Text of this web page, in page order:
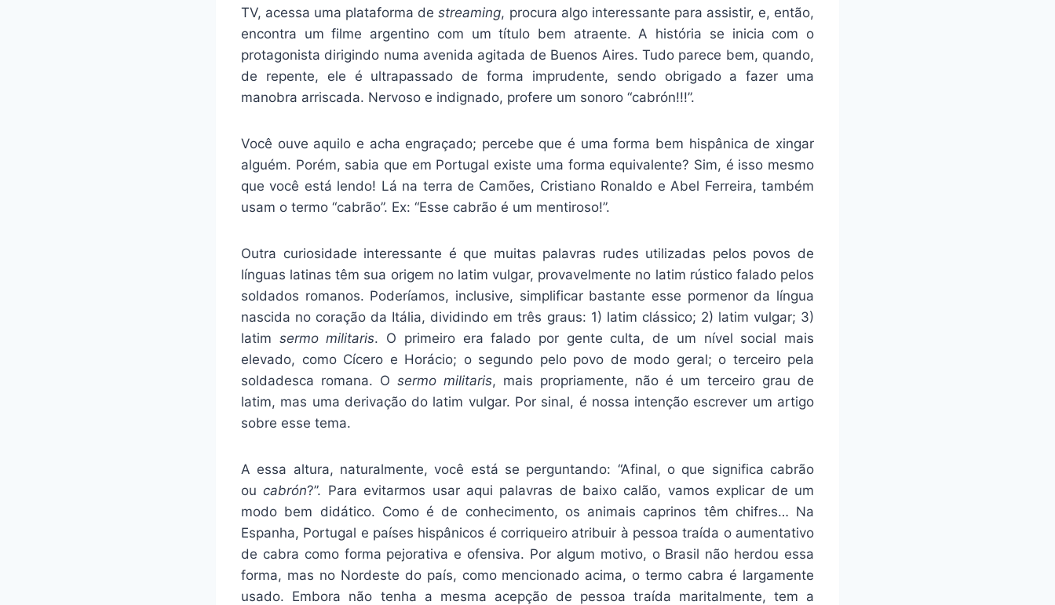
TV, acessa uma plataforma destreaming, procura algo interessante para assistir, e, então,
encontra um filme argentino com um título bem atraente. A história se inicia com o
protagonista dirigindo numa avenida agitada de Buenos Aires. Tudo parece bem, quando,
de repente, ele é ultrapassado de forma imprudente, sendo obrigado a fazer uma
manobra arriscada. Nervoso e indignado, profere um sonoro “cabrón!!!”.
Você ouve aquilo e acha engraçado; percebe que é uma forma bem hispânica de xingar
alguém. Porém, sabia que em Portugal existe uma forma equivalente? Sim, é isso mesmo
que você está lendo! Lá na terra de Camões, Cristiano Ronaldo e Abel Ferreira, também
usam o termo “cabrão”. Ex: “Esse cabrão é um mentiroso!”.
Outra curiosidade interessante é que muitas palavras rudes utilizadas pelos povos de
línguas latinas têm sua origem no latim vulgar, provavelmente no latim rústico falado pelos
soldados romanos. Poderíamos, inclusive, simplificar bastante esse pormenor da língua
nascida no coração da Itália, dividindo em três graus: 1) latim clássico; 2) latim vulgar; 3)
latim sermo militaris. O primeiro era falado por gente culta, de um nível social mais
elevado, como Cícero e Horácio; o segundo pelo povo de modo geral; o terceiro pela
soldadesca romana. O sermo militaris, mais propriamente, não é um terceiro grau de
latim, mas uma derivação do latim vulgar. Por sinal, é nossa intenção escrever um artigo
sobre esse tema.
A essa altura, naturalmente, você está se perguntando: “Afinal, o que significa cabrão
oucabrón?”. Para evitarmos usar aqui palavras de baixo calão, vamos explicar de um
modo bem didático. Como é de conhecimento, os animais caprinos têm chifres… Na
Espanha, Portugal e países hispânicos é corriqueiro atribuir à pessoa traída o aumentativo
de cabra como forma pejorativa e ofensiva. Por algum motivo, o Brasil não herdou essa
forma, mas no Nordeste do país, como mencionado acima, o termo cabra é largamente
usado. Embora não tenha a mesma acepção de pessoa traída maritalmente, tem a